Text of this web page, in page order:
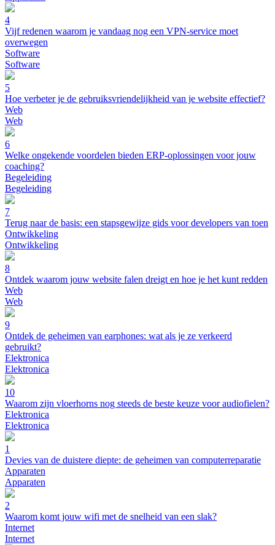
4
Vijf redenen waarom je vandaag nog een VPN-service moet
overwegen
Software
Software
5
Hoe verbeter je de gebruiksvriendelijkheid van je website effectief?
Web
Web
6
Welke ongekende voordelen bieden ERP-oplossingen voor jouw
coaching?
Begeleiding
Begeleiding
7
Terug naar de basis: een stapsgewijze gids voor developers van toen
Ontwikkeling
Ontwikkeling
8
Ontdek waarom jouw website falen dreigt en hoe je het kunt redden
Web
Web
9
Ontdek de geheimen van earphones: wat als je ze verkeerd
gebruikt?
Elektronica
Elektronica
10
Waarom zijn vloerhorns nog steeds de beste keuze voor audiofielen?
Elektronica
Elektronica
1
Devies van de duistere diepte: de geheimen van computerreparatie
Apparaten
Apparaten
2
Waarom komt jouw wifi met de snelheid van een slak?
Internet
Internet